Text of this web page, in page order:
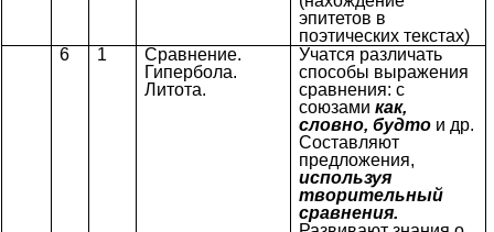
эпитетов в
поэтических текстах)
6
1
Сравнение.
Гипербола.
Литота.
Учатся различать
способы выражения
сравнения: с
союзами как,
словно, будто и др.
Составляют
предложения,
используя
творительный
сравнения.